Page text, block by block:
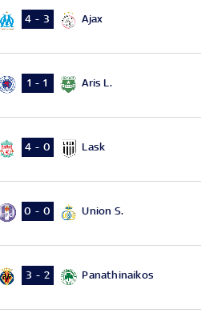
4 - 3 Ajax
1 - 1 Aris L.
4 - 0 Lask
0 - 0 Union S.
3 - 2 Panathinaikos